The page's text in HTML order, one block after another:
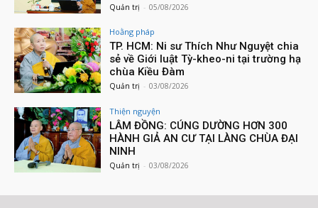
Quản trị - 05/08/2026
Hoằng pháp
TP. HCM: Ni sư Thích Như Nguyệt chia
sẻ về Giới luật Tỳ-kheo-ni tại trường hạ
chùa Kiều Đàm
Quản trị - 03/08/2026
Thiện nguyện
LÂM ĐỒNG: CÚNG DƯỜNG HƠN 300
HÀNH GIẢ AN CƯ TẠI LÀNG CHÙA ĐẠI
NINH
Quản trị - 03/08/2026